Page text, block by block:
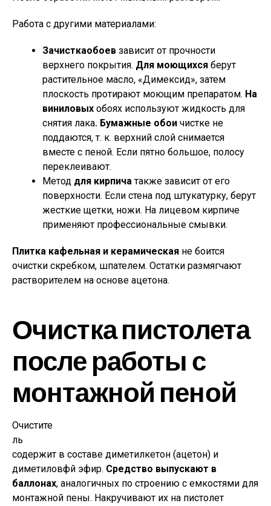
Работа с другими материалами:
Зачисткаобоев зависит от прочности
верхнего покрытия. Для моющихся берут
растительное масло, «Димексид», затем
плоскость протирают моющим препаратом. На
виниловых обоях используют жидкость для
снятия лака. Бумажные обои чистке не
поддаются, т. к. верхний слой снимается
вместе с пеной. Если пятно большое, полосу
переклеивают.
Метод для кирпичатакже зависит от его
поверхности. Если стена под штукатурку, берут
жесткие щетки, ножи. На лицевом кирпиче
применяют профессиональные смывки.
Плитка кафельная и керамическая не боится
очистки скребком, шпателем. Остатки размягчают
растворителем на основе ацетона.
Очистка пистолета
после работы с
монтажной пеной
Очистите
ль
содержит в составе диметилкетон (ацетон) и
диметиловфй эфир. Средство выпускают в
баллонах, аналогичных по строению с емкостями для
монтажной пены. Накручивают их на пистолет